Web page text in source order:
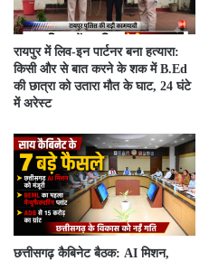
रायपुर में लिव-इन पार्टनर बना हत्यारा:
किसी और से बात करने के शक में B.Ed
की छात्रा को उतारा मौत के घाट, 24 घंटे
में अरेस्ट
छत्तीसगढ़ कैबिनेट बैठक: AI मिशन,